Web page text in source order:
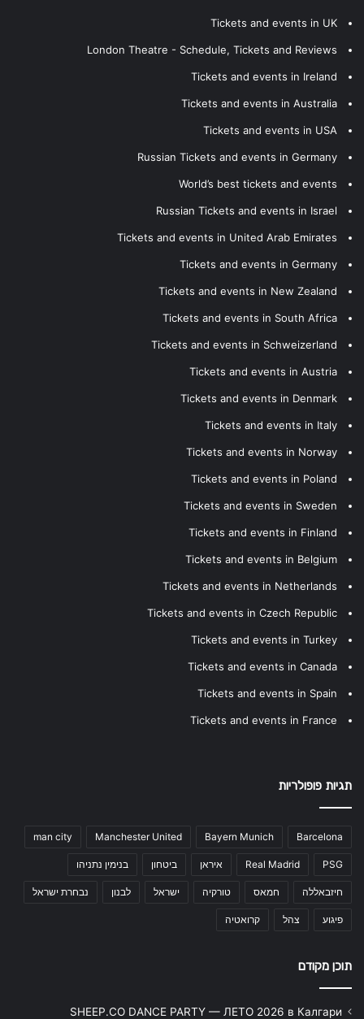
Tickets and events in UK
London Theatre - Schedule, Tickets and Reviews
Tickets and events in Ireland
Tickets and events in Australia
Tickets and events in USA
Russian Tickets and events in Germany
World’s best tickets and events
Russian Tickets and events in Israel
Tickets and events in United Arab Emirates
Tickets and events in Germany
Tickets and events in New Zealand
Tickets and events in South Africa
Tickets and events in Schweizerland
Tickets and events in Austria
Tickets and events in Denmark
Tickets and events in Italy
Tickets and events in Norway
Tickets and events in Poland
Tickets and events in Sweden
Tickets and events in Finland
Tickets and events in Belgium
Tickets and events in Netherlands
Tickets and events in Czech Republic
Tickets and events in Turkey
Tickets and events in Canada
Tickets and events in Spain
Tickets and events in France
תגיות פופולריות
Barcelona
Bayern Munich
Manchester United
man city
PSG
Real Madrid איראן ביטחון בנימין נתניהו
חיזבאללה חמאס טורקיה ישראל לבנון נבחרת ישראל
פיגוע צהל קרואטיה
תוכן מקודם
SHEEP.CO DANCE PARTY — ЛЕТО 2026 в Калгари